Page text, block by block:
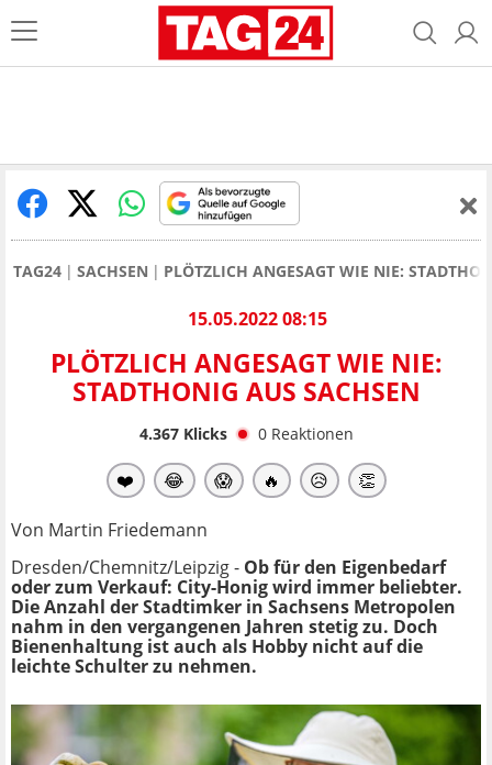
TAG24 SACHSEN PLÖTZLICH ANGESAGT WIE NIE:
15.05.2022 08:15
PLÖTZLICH ANGESAGT WIE NIE:
STADTHONIG AUS SACHSEN
4.367Klicks 0 Reaktionen
❤️ 😂 😱 🔥 😥 👏
Von Martin Friedemann
Dresden/Chemnitz/Leipzig - Ob für den Eigenbedarf
oder zum Verkauf: City-Honig wird immer beliebter.
Die Anzahl der Stadtimker in Sachsens Metropolen
nahm in den vergangenen Jahren stetig zu. Doch
Bienenhaltung ist auch als Hobby nicht auf die
leichte Schulter zu nehmen.